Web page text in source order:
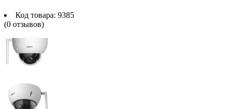
Код товара: 9385
(0 отзывов)